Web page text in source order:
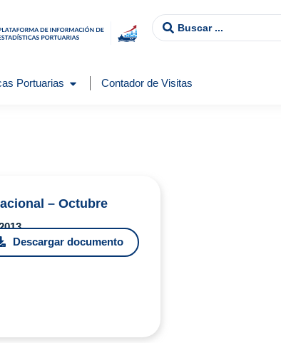
Portuarias Contador de Visitas
– Octubre
Descargar documento